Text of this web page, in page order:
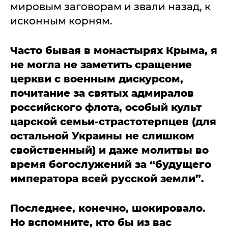
мировым заговорам и звали назад, к
исконным корням.
Часто бывая в монастырях Крыма, я
не могла не заметить сращение
церкви с военным дискурсом,
почитание за святых адмиралов
российского флота, особый культ
царской семьи-страстотерпцев (для
остальной Украины не слишком
свойственный) и даже молитвы во
время богослужений за “будущего
императора всей русской земли”.
Последнее, конечно, шокировало.
Но вспомните, кто бы из вас